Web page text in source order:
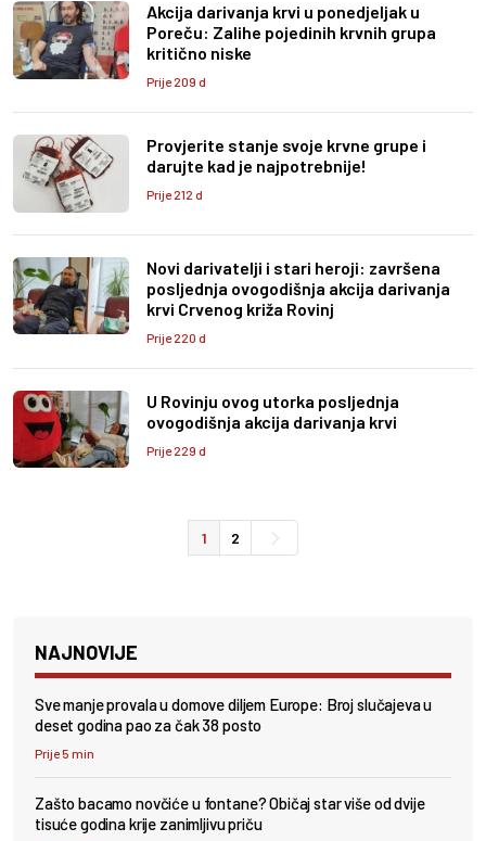
Akcija darivanja krvi u ponedjeljak u
Poreču: Zalihe pojedinih krvnih grupa
kritično niske
Prije 209 d
Provjerite stanje svoje krvne grupe i
darujte kad je najpotrebnije!
Prije 212 d
Novi darivatelji i stari heroji: završena
posljednja ovogodišnja akcija darivanja
krvi Crvenog križa Rovinj
Prije 220 d
U Rovinju ovog utorka posljednja
ovogodišnja akcija darivanja krvi
Prije 229 d
1 2
NAJNOVIJE
Sve manje provala u domove diljem Europe: Broj slučajeva u
deset godina pao za čak 38 posto
Prije 5 min
Zašto bacamo novčiće u fontane? Običaj star više od dvije
tisuće godina krije zanimljivu priču